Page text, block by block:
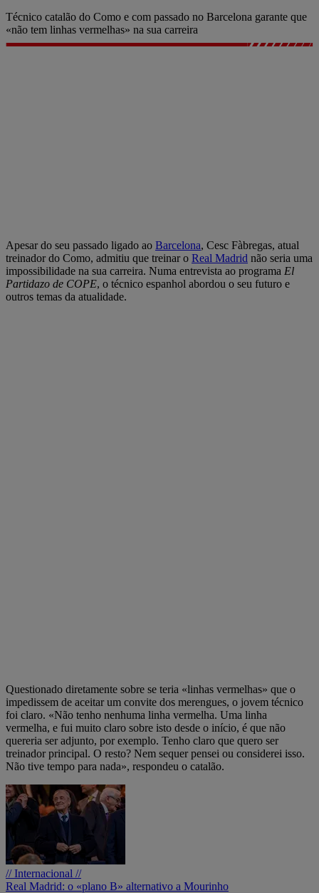
Técnico catalão do Como e com passado no Barcelona garante que
«não tem linhas vermelhas» na sua carreira
Apesar do seu passado ligado ao Barcelona, Cesc Fàbregas, atual
treinador do Como, admitiu que treinar o Real Madrid não seria uma
impossibilidade na sua carreira. Numa entrevista ao programa El
Partidazo de COPE, o técnico espanhol abordou o seu futuro e
outros temas da atualidade.
Questionado diretamente sobre se teria «linhas vermelhas» que o
impedissem de aceitar um convite dos merengues, o jovem técnico
foi claro. «Não tenho nenhuma linha vermelha. Uma linha
vermelha, e fui muito claro sobre isto desde o início, é que não
quereria ser adjunto, por exemplo. Tenho claro que quero ser
treinador principal. O resto? Nem sequer pensei ou considerei isso.
Não tive tempo para nada», respondeu o catalão.
// Internacional //
Real Madrid: o «plano B» alternativo a Mourinho